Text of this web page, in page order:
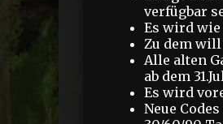
verfügbar
Es wird wie
Zu dem
Alle alten
ab dem
Es wird
Neue